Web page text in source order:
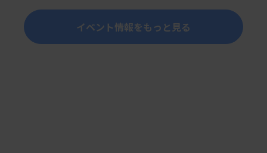
イベント情報をもっと見る